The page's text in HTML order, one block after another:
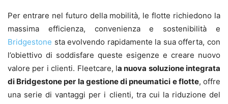
Per entrare nel futuro della mobilità, le flotte richiedono la
massima efficienza, convenienza e sostenibilità e
Bridgestone sta evolvendo rapidamente la sua offerta, con
l’obiettivo di soddisfare queste esigenze e creare nuovo
valore per i clienti. Fleetcare, la nuova soluzione integrata
di Bridgestone per la gestione di pneumatici e flotte, offre
una serie di vantaggi per i clienti, tra cui la riduzione del